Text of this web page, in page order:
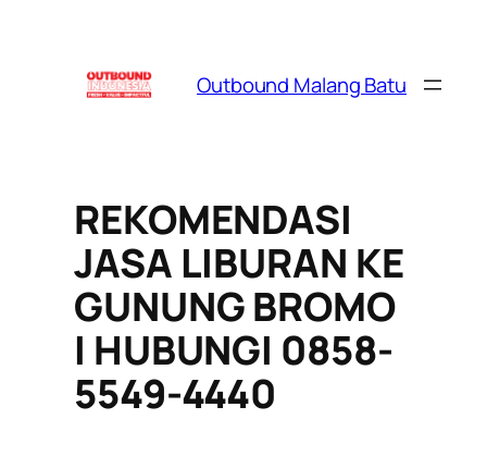
Outbound Malang Batu
REKOMENDASI
JASA LIBURAN KE
GUNUNG BROMO
I HUBUNGI 0858-
5549-4440